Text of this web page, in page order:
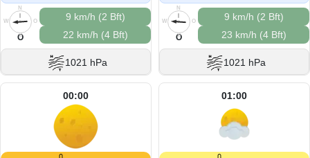
N
O
S
W
O
9 km/h (2 Bft)
22 km/h (4 Bft)
1021 hPa
N
O
S
W
O
9 km/h (2 Bft)
23 km/h (4 Bft)
1021 hPa
00:00 01:00